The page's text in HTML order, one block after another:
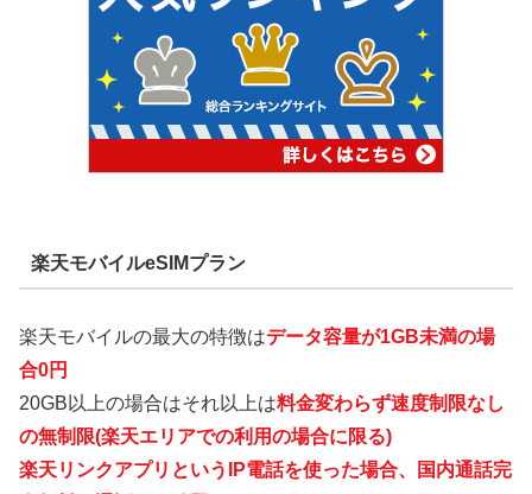
楽天モバイルeSIMプラン
楽天モバイルの最大の特徴はデータ容量が1GB未満の場
合0円
20GB以上の場合はそれ以上は料金変わらず速度制限なし
の無制限(楽天エリアでの利用の場合に限る)
楽天リンクアプリというIP電話を使った場合、国内通話完